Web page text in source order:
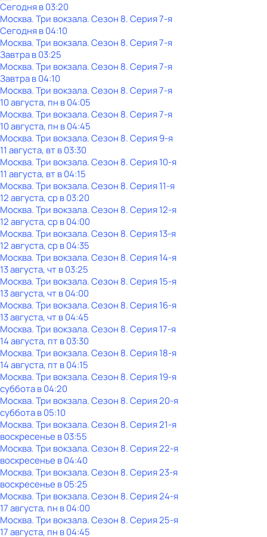
Сегодня в 03:20
Москва. Три вокзала. Сезон 8. Серия 7-я
Сегодня в 04:10
Москва. Три вокзала. Сезон 8. Серия 7-я
Завтра в 03:25
Москва. Три вокзала. Сезон 8. Серия 7-я
Завтра в 04:10
Москва. Три вокзала. Сезон 8. Серия 7-я
10 августа, пн в 04:05
Москва. Три вокзала. Сезон 8. Серия 7-я
10 августа, пн в 04:45
Москва. Три вокзала. Сезон 8. Серия 9-я
11 августа, вт в 03:30
Москва. Три вокзала. Сезон 8. Серия 10-я
11 августа, вт в 04:15
Москва. Три вокзала. Сезон 8. Серия 11-я
12 августа, ср в 03:20
Москва. Три вокзала. Сезон 8. Серия 12-я
12 августа, ср в 04:00
Москва. Три вокзала. Сезон 8. Серия 13-я
12 августа, ср в 04:35
Москва. Три вокзала. Сезон 8. Серия 14-я
13 августа, чт в 03:25
Москва. Три вокзала. Сезон 8. Серия 15-я
13 августа, чт в 04:00
Москва. Три вокзала. Сезон 8. Серия 16-я
13 августа, чт в 04:45
Москва. Три вокзала. Сезон 8. Серия 17-я
14 августа, пт в 03:30
Москва. Три вокзала. Сезон 8. Серия 18-я
14 августа, пт в 04:15
Москва. Три вокзала. Сезон 8. Серия 19-я
субботав04:20
Москва. Три вокзала. Сезон 8. Серия 20-я
субботав05:10
Москва. Три вокзала. Сезон 8. Серия 21-я
воскресенье в03:55
Москва. Три вокзала. Сезон 8. Серия 22-я
воскресенье в04:40
Москва. Три вокзала. Сезон 8. Серия 23-я
воскресенье в05:25
Москва. Три вокзала. Сезон 8. Серия 24-я
17 августа, пн в 04:00
Москва. Три вокзала. Сезон 8. Серия 25-я
17 августа, пн в 04:45